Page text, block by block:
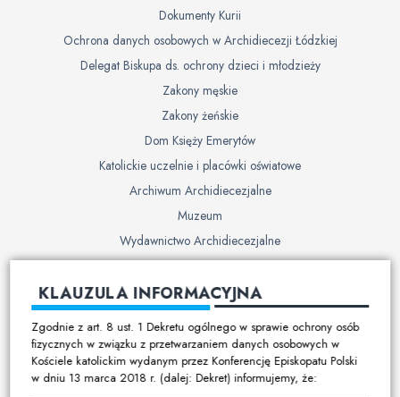
Dokumenty Kurii
Ochrona danych osobowych w Archidiecezji Łódzkiej
Delegat Biskupa ds. ochrony dzieci i młodzieży
Zakony męskie
Zakony żeńskie
Dom Księży Emerytów
Katolickie uczelnie i placówki oświatowe
Archiwum Archidiecezjalne
Muzeum
Wydawnictwo Archidiecezjalne
Cmentarze
Duszpasterstwo
Program duszpasterski
Kalendarz pracy duszpasterskiej
Duszpasterstwo specjalistyczne
KLAUZULA INFORMACYJNA
Zgodnie z art. 8 ust. 1 Dekretu ogólnego w sprawie ochrony osób
fizycznych w związku z przetwarzaniem danych osobowych w
Kościele katolickim wydanym przez Konferencję Episkopatu Polski
w dniu 13 marca 2018 r. (dalej: Dekret) informujemy, że: